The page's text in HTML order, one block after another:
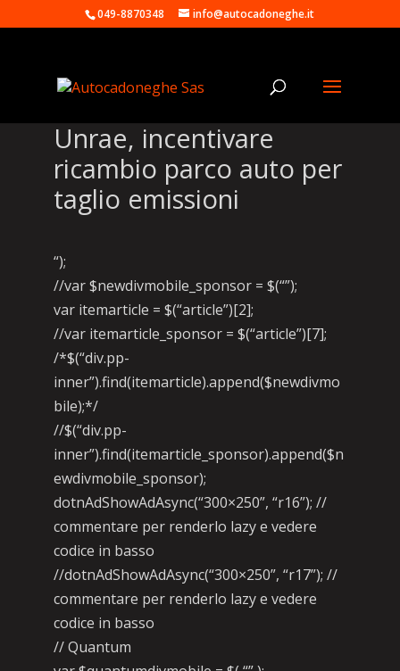
049-8870348 info@autocadoneghe.it
Unrae, incentivare
ricambio parco auto per
taglio emissioni
“);
//var $newdivmobile_sponsor = $(“”);
var itemarticle = $(“article”)[2];
//var itemarticle_sponsor = $(“article”)[7];
/*$(“div.pp-
inner”).find(itemarticle).append($newdivmo
bile);*/
//$(“div.pp-
inner”).find(itemarticle_sponsor).append($n
ewdivmobile_sponsor);
dotnAdShowAdAsync(“300×250”, “r16”); //
commentare per renderlo lazy e vedere
codice in basso
//dotnAdShowAdAsync(“300×250”, “r17”); //
commentare per renderlo lazy e vedere
codice in basso
// Quantum